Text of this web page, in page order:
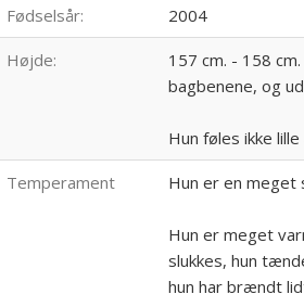
Fødselsår: 2004
Højde:
157 cm. - 158
bagbenene, og
Hun føles ikke
Temperament Hun er en meget
Hun er meget
slukkes, hun
hun har brændt